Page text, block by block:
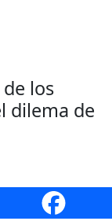
los
dilema de